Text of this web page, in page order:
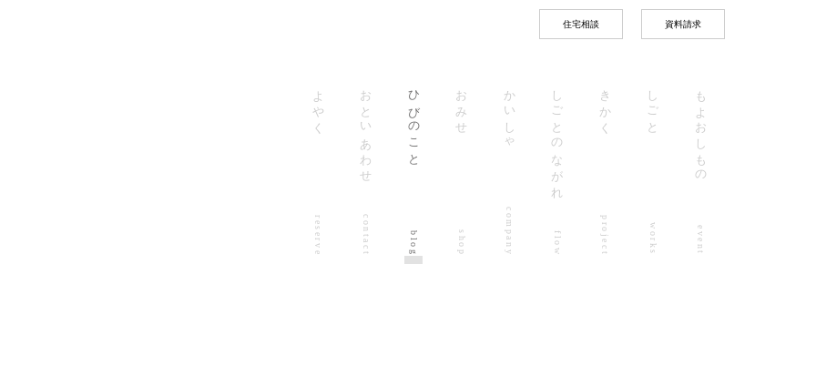
住宅相談 資料請求
もよおしもの
event
しごと
works
きかく
project
しごとのながれ
flow
かいしゃ
company
おみせ
shop
ひびのこと
blog
おといあわせ
contact
よやく
reserve